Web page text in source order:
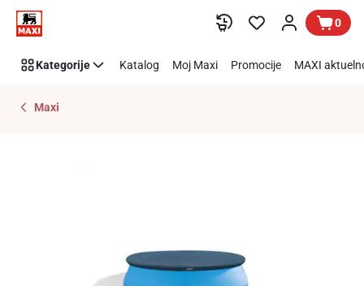
Preskoči link 0
Kategorije Katalog Moj Maxi Promocije MAXI
Maxi